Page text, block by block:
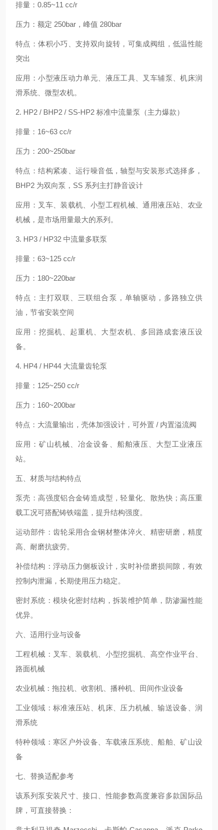
排量：0.85~11 cc/r
压力：额定 250bar，峰值 280bar
特点：体积小巧、支持双向旋转，可集成阀组，低温性能
突出
应用：小型液压动力单元、液压工具、叉车辅泵、机床润
滑系统、微型农机。
2. HP2 / BHP2 / SS-HP2 标准中流量泵（主力爆款）
排量：16~63 cc/r
压力：200~250bar
特点：结构紧凑、运行噪音低，轴型与安装形式选择多，
BHP2 为双向泵，SS 系列主打静音设计
应用：叉车、装载机、小型工程机械、通用液压站、农业
机械，是市场用量最大的系列。
3. HP3 / HP32 中流量多联泵
排量：63~125 cc/r
压力：180~220bar
特点：主打双联、三联组合泵，单轴驱动，多路独立供
油，节省安装空间
应用：挖掘机、起重机、大型农机、多回路成套液压设
备。
4. HP4 / HP44 大流量齿轮泵
排量：125~250 cc/r
压力：160~200bar
特点：大流量输出，壳体加强设计，可外置 / 内置溢流阀
应用：矿山机械、冶金设备、船舶液压、大型工业液压
站。
五、材质与结构特点
泵壳：高强度铝合金铸造成型，轻量化、散热快；高压重
载工况可搭配铸铁端盖，提升结构强度。
运动部件：齿轮采用合金钢材整体淬火、精密研磨，精度
高、耐磨抗疲劳。
补偿结构：浮动压力侧板设计，实时补偿磨损间隙，有效
控制内泄漏，长期使用压力稳定。
密封系统：模块化密封结构，拆装维护简单，防渗漏性能
优异。
六、适用行业与设备
工程机械：叉车、装载机、小型挖掘机、高空作业平台、
路面机械
农业机械：拖拉机、收割机、播种机、田间作业设备
工业领域：标准液压站、机床、压力机械、输送设备、润
滑系统
特种领域：寒区户外设备、车载液压系统、船舶、矿山设
备
七、替换适配参考
该系列泵安装尺寸、接口、性能参数高度兼容多款国际品
牌，可直接替换：